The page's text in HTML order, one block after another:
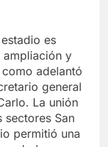
es
ampliación y
adelantó
general
La unión
sectores San
permitió una